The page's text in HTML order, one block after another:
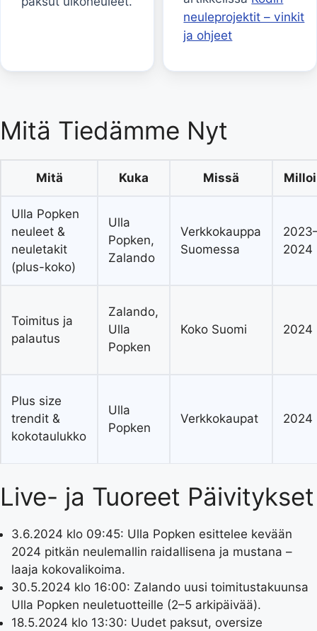
neuleprojektit – vinkit
ja ohjeet
Mitä Tiedämme Nyt
Mitä Kuka Missä
Ulla Popken
neuleet &
neuletakit
(plus-koko)
Ulla
Popken,
Zalando
Verkkokauppa
Suomessa
2024
Toimitus ja
palautus
Zalando,
Ulla
Popken
Koko Suomi 2024
Plus size
trendit &
kokotaulukko
Ulla
Popken
Verkkokaupat 2024
Live- ja Tuoreet Päivitykset
3.6.2024 klo 09:45: Ulla Popken esittelee kevään
2024 pitkän neulemallin raidallisena ja mustana –
laaja kokovalikoima.
30.5.2024 klo 16:00: Zalando uusi toimitustakuunsa
Ulla Popken neuletuotteille (2–5 arkipäivää).
18.5.2024 klo 13:30: Uudet paksut, oversize